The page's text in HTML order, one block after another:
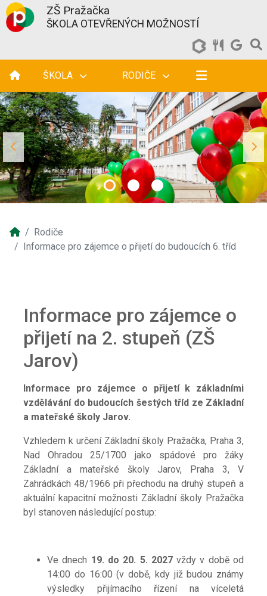
ZŠ Pražačka
ŠKOLA OTEVŘENÝCH MOŽNOSTÍ
ŠKOLA RODIČE
Rodiče
Informace pro zájemce o přijetí do budoucích 6. tříd
Informace pro zájemce o
přijetí na 2. stupeň (ZŠ
Jarov)
Informace pro zájemce o přijetí k základními
vzdělávání do budoucích šestých tříd ze Základní
a mateřské školy Jarov.
Vzhledem k určení Základní školy Pražačka, Praha 3,
Nad Ohradou 25/1700 jako spádové pro žáky
Základní a mateřské školy Jarov, Praha 3, V
Zahrádkách 48/1966 při přechodu na druhý stupeň a
aktuální kapacitní možnosti Základní školy Pražačka
byl stanoven následující postup:
Ve dnech 19. do 20. 5. 2027vždy v době od
14:00 do 16:00 (v době, kdy již budou známy
výsledky přijímacího řízení na víceletá